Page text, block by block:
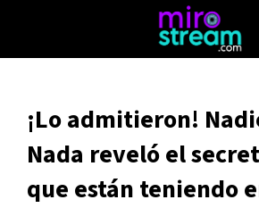
¡Lo admitieron!
Nada reveló el
que están teniendo